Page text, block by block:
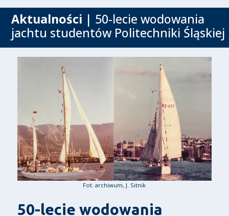
Aktualności | 50-lecie wodowania
jachtu studentów Politechniki Śląskiej
Fot. archiwum, J. Sitnik
50-lecie wodowania